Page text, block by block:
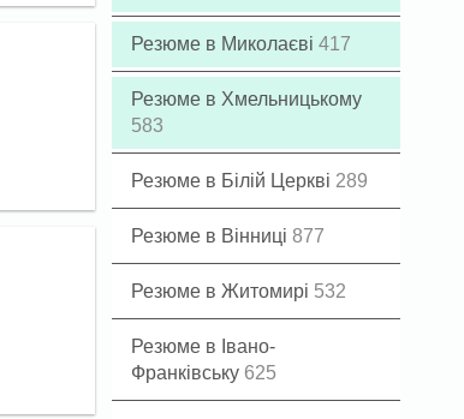
Резюме в Миколаєві 417
Резюме в Хмельницькому
583
Резюме в Білій Церкві 289
Резюме в Вінниці 877
Резюме в Житомирі 532
Резюме в Івано-
Франківську 625